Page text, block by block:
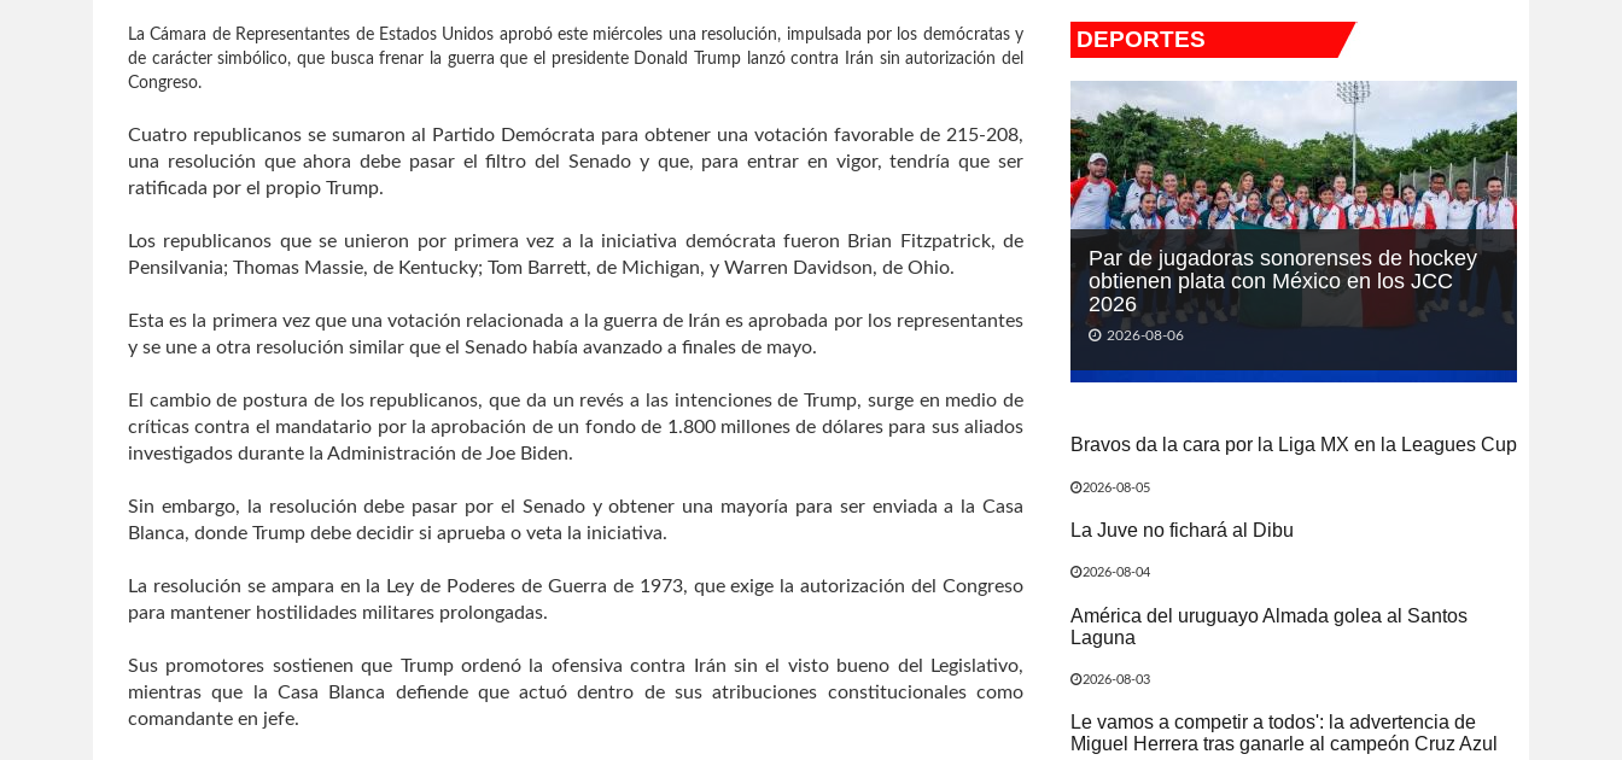
La Cámara de Representantes de Estados Unidos aprobó este miércoles una resolución, impulsada por los demócratas y
de carácter simbólico, que busca frenar la guerra que el presidente Donald Trump lanzó contra Irán sin autorización del
Congreso.
Cuatro republicanos se sumaron al Partido Demócrata para obtener una votación favorable de 215-208,
una resolución que ahora debe pasar el filtro del Senado y que, para entrar en vigor, tendría que ser
ratificada por el propio Trump.
Los republicanos que se unieron por primera vez a la iniciativa demócrata fueron Brian Fitzpatrick, de
Pensilvania; Thomas Massie, de Kentucky; Tom Barrett, de Michigan, y Warren Davidson, de Ohio.
Esta es la primera vez que una votación relacionada a la guerra de Irán es aprobada por los representantes
y se une a otra resolución similar que el Senado había avanzado a finales de mayo.
El cambio de postura de los republicanos, que da un revés a las intenciones de Trump, surge en medio de
críticas contra el mandatario por la aprobación de un fondo de 1.800 millones de dólares para sus aliados
investigados durante la Administración de Joe Biden.
Sin embargo, la resolución debe pasar por el Senado y obtener una mayoría para ser enviada a la Casa
Blanca, donde Trump debe decidir si aprueba o veta la iniciativa.
La resolución se ampara en la Ley de Poderes de Guerra de 1973, que exige la autorización del Congreso
para mantener hostilidades militares prolongadas.
Sus promotores sostienen que Trump ordenó la ofensiva contra Irán sin el visto bueno del Legislativo,
mientras que la Casa Blanca defiende que actuó dentro de sus atribuciones constitucionales como
comandante en jefe.
DEPORTES
Par de jugadoras sonorenses de hockey
obtienen plata con México en los JCC
2026
2026-08-06
Bravos da la cara por la Liga MX en la Leagues Cup
2026-08-05
La Juve no fichará al Dibu
2026-08-04
América del uruguayo Almada golea al Santos
Laguna
2026-08-03
Le vamos a competir a todos': la advertencia de
Miguel Herrera tras ganarle al campeón Cruz Azul